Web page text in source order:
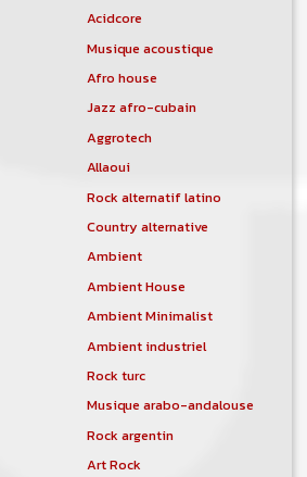
Acidcore
Musique acoustique
Afro house
Jazz afro-cubain
Aggrotech
Allaoui
Rock alternatif latino
Country alternative
Ambient
Ambient House
Ambient Minimalist
Ambient industriel
Rock turc
Musique arabo-andalouse
Rock argentin
Art Rock